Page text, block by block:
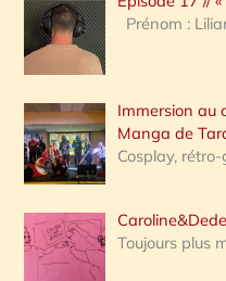
e
:
Prénom :
Immersion au
Manga de
Cosplay,
Toujours plus